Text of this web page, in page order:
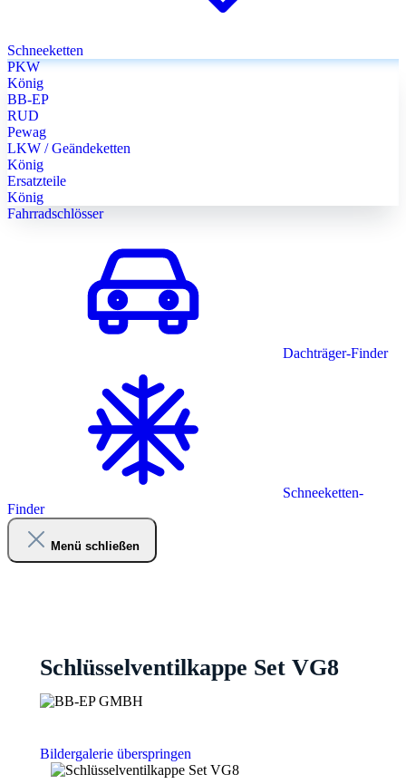
Schneeketten
PKW
König
BB-EP
RUD
Pewag
LKW / Geändeketten
König
Ersatzteile
König
Fahrradschlösser
Dachträger-Finder
Schneeketten-
Finder
Menü schließen
Schlüsselventilkappe Set VG8
Bildergalerie überspringen